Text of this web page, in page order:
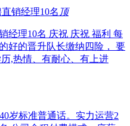
销经理10名 顶
经理10名 庆祝 庆祝 福利 每
好的晋升队长缴纳四险， 要
,热情、有耐心、有上进
岁标准普通话。实力运营2